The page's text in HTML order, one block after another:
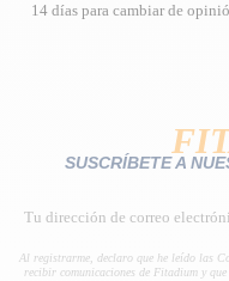
14 días para cambiar de
SUSCRÍBETE A
Al registrarme, declaro que he leído las
recibir comunicaciones de Fitadium y